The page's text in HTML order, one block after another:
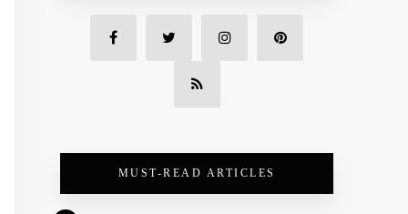
MUST-READ ARTICLES